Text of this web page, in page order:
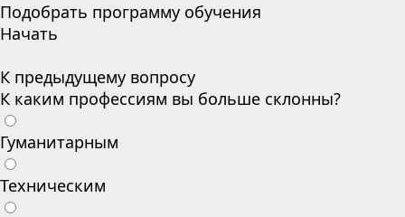
Подобрать программу обучения
Начать
К предыдущему вопросу
К каким профессиям вы больше склонны?
Гуманитарным
Техническим